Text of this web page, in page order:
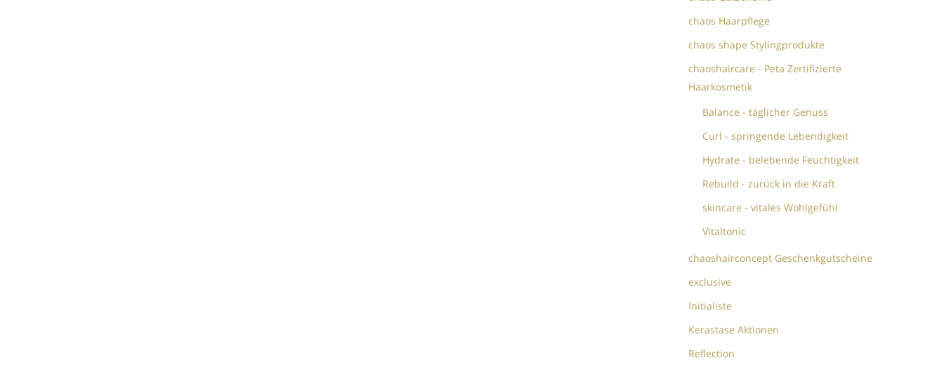
chaos Haarpflege
chaos shape Stylingprodukte
chaoshaircare - Peta Zertifizierte
Haarkosmetik
Balance - täglicher Genuss
Curl - springende Lebendigkeit
Hydrate - belebende Feuchtigkeit
Rebuild - zurück in die Kraft
skincare - vitales Wohlgefühl
Vitaltonic
chaoshairconcept Geschenkgutscheine
exclusive
Initialiste
Kerastase Aktionen
Reflection